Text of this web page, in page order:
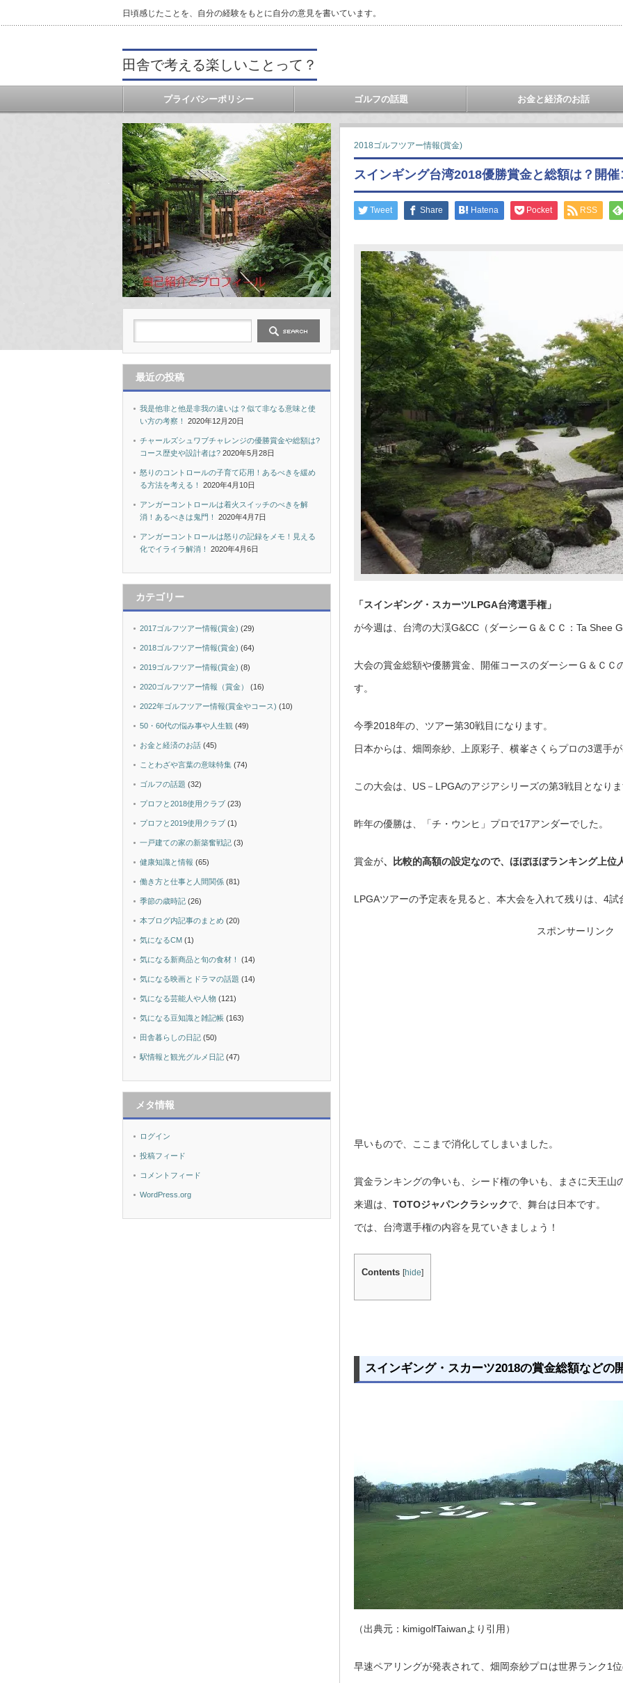
日頃感じたことを、自分の経験をもとに自分の意見を書いています。
田舎で考える楽しいことって？
プライバシーポリシー ゴルフの話題 お金と経済のお話
2018ゴルフツアー情報(賞金)
スインギング台湾2018優勝賞金と総額は？開
Tweet Share Hatena Pocket RSS
「スインギング・スカーツLPGA台湾選手権」
が今週は、台湾の大渓G&CC（ダーシーＧ＆ＣＣ：Ta Shee
大会の賞金総額や優勝賞金、開催コースのダーシーＧ＆ＣＣ
す。
今季2018年の、ツアー第30戦目になります。
日本からは、畑岡奈紗、上原彩子、横峯さくらプロの3選手が
この大会は、US－LPGAのアジアシリーズの第3戦目となりま
昨年の優勝は、「チ・ウンヒ」プロで17アンダーでした。
賞金が、比較的高額の設定なので、ほぼほぼランキング上位
LPGAツアーの予定表を見ると、本大会を入れて残りは、4試
スポンサーリンク
早いもので、ここまで消化してしまいました。
賞金ランキングの争いも、シード権の争いも、まさに天王山
来週は、 TOTOジャパンクラシックで、舞台は日本です。
では、台湾選手権の内容を見ていきましょう！
Contents [hide]
スインギング・スカーツ2018の賞金総額などの
（出典元：kimigolfTaiwanより引用）
早速ペアリングが発表されて、畑岡奈紗プロは世界ランク1
最近の投稿
我是他非と他是非我の違いは？似て非なる意味と使
い方の考察！
2020年12月20日
チャールズシュワブチャレンジの優勝賞金や総額は?
コース歴史や設計者は? 2020年5月28日
怒りのコントロールの子育て応用！あるべきを緩め
る方法を考える！
2020年4月10日
アンガーコントロールは着火スイッチのべきを解
消！あるべきは鬼門！
2020年4月7日
アンガーコントロールは怒りの記録をメモ！見える
化でイライラ解消！
2020年4月6日
カテゴリー
2017ゴルフツアー情報(賞金) (29)
2018ゴルフツアー情報(賞金) (64)
2019ゴルフツアー情報(賞金) (8)
2020ゴルフツアー情報（賞金） (16)
2022年ゴルフツアー情報(賞金やコース) (10)
50・60代の悩み事や人生観 (49)
お金と経済のお話 (45)
ことわざや言葉の意味特集 (74)
ゴルフの話題 (32)
プロフと2018使用クラブ (23)
プロフと2019使用クラブ (1)
一戸建ての家の新築奮戦記 (3)
健康知識と情報 (65)
働き方と仕事と人間関係 (81)
季節の歳時記 (26)
本ブログ内記事のまとめ (20)
気になるCM (1)
気になる新商品と旬の食材！ (14)
気になる映画とドラマの話題 (14)
気になる芸能人や人物 (121)
気になる豆知識と雑記帳 (163)
田舎暮らしの日記 (50)
駅情報と観光グルメ日記 (47)
メタ情報
ログイン
投稿フィード
コメントフィード
WordPress.org